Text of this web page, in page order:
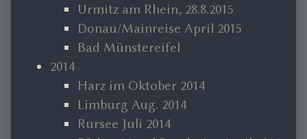
Urmitz am Rhein, 28.8.2015
Donau/Mainreise April 2015
Bad Münstereifel
2014
Harz im Oktober 2014
Limburg Aug. 2014
Rursee Juli 2014